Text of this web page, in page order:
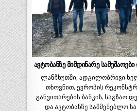
ავტობანზე მიმდინარე
ლანჩხუთში, ადგილობრივი
თხოვნით, ევროპის
განვითარების ბანკის, საგზაო
და ავტობანზე სამშენებლო